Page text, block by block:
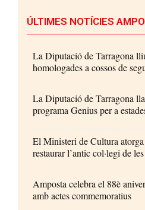
ÚLTIMES NOTÍCIES
La Diputació de Tarragona
homologades a cossos de
La Diputació de Tarragona
programa Genius per a
El Ministeri de Cultura
restaurar l’antic col·legi de
Amposta celebra el 88è
amb actes commemoratius